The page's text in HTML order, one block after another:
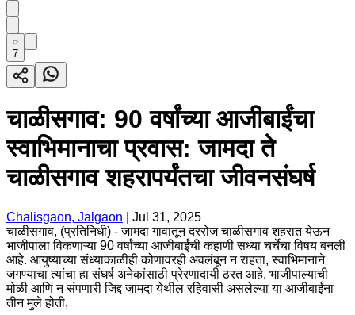
7
चाळीसगाव: 90 वर्षांच्या आजीबाईंचा
स्वाभिमानाचा प्रवास: जामदा ते
चाळीसगाव शहरापर्यंतचा जीवनसंघर्ष
Chalisgaon, Jalgaon
Jul 31, 2025
चाळीसगाव, (प्रतिनिधी) - जामदा गावातून दररोज चाळीसगाव शहरात येऊन
भाजीपाला विकणाऱ्या 90 वर्षांच्या आजीबाईंची कहाणी सध्या चर्चेचा विषय बनली
आहे. आयुष्याच्या संध्याकाळीही कोणावरही अवलंबून न राहता, स्वाभिमानाने
जगण्याचा त्यांचा हा संघर्ष अनेकांसाठी प्रेरणादायी ठरत आहे. भाजीपाल्याची
मोळी आणि न संपणारी जिद्द जामदा येथील रहिवासी असलेल्या या आजीबाईंना
तीन मुले होती,